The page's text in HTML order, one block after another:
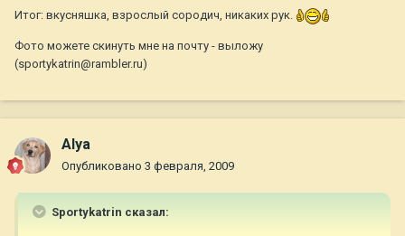
Итог: вкусняшка, взрослый сородич, никаких рук.
Фото можете скинуть мне на почту - выложу
(sportykatrin@rambler.ru)
Alya
Опубликовано 3 февраля, 2009
Sportykatrin сказал: